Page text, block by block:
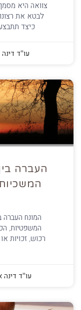
צוואה היא
לבטא את
כיצד
עו''ד
העברה
המונח העברה
המשפטיות,
רכוש, זכויות
עו''ד דינה